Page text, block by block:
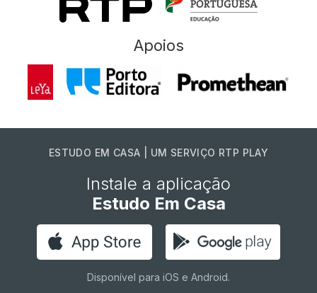
Apoios
ESTUDO EM CASA | UM SERVIÇO RTP PLAY
Instale a aplicação
Estudo Em Casa
Disponível para iOS e Android.